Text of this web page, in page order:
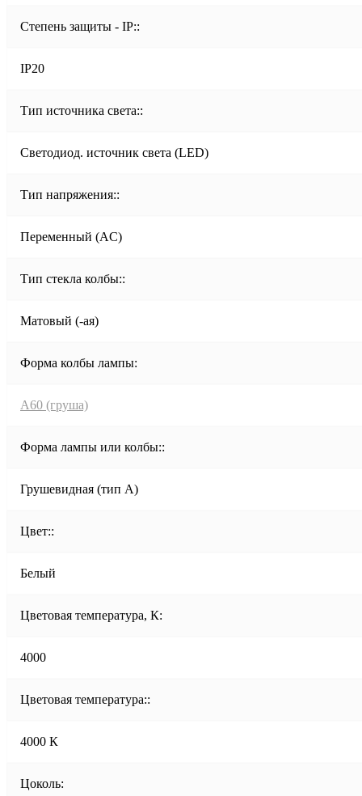
Степень защиты - IP::
IP20
Тип источника света::
Светодиод. источник света (LED)
Тип напряжения::
Переменный (AC)
Тип стекла колбы::
Матовый (-ая)
Форма колбы лампы:
A60 (груша)
Форма лампы или колбы::
Грушевидная (тип A)
Цвет::
Белый
Цветовая температура, К:
4000
Цветовая температура::
4000 К
Цоколь: